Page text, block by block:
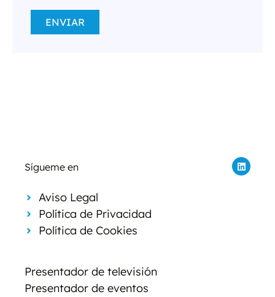
ENVIAR
Presentador de televisión
Presentador de eventos
Aviso Legal
Política de Privacidad
Política de Cookies
Sígueme en